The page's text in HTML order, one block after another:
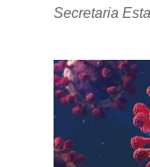
Secretaria